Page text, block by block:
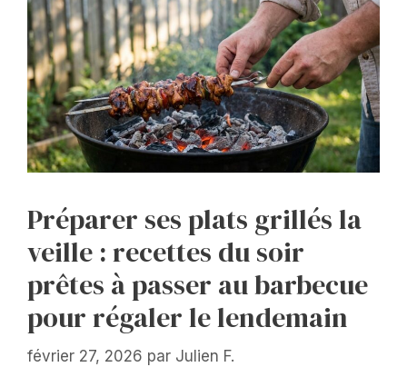
Préparer ses plats grillés la
veille : recettes du soir
prêtes à passer au barbecue
pour régaler le lendemain
février 27, 2026 par Julien F.